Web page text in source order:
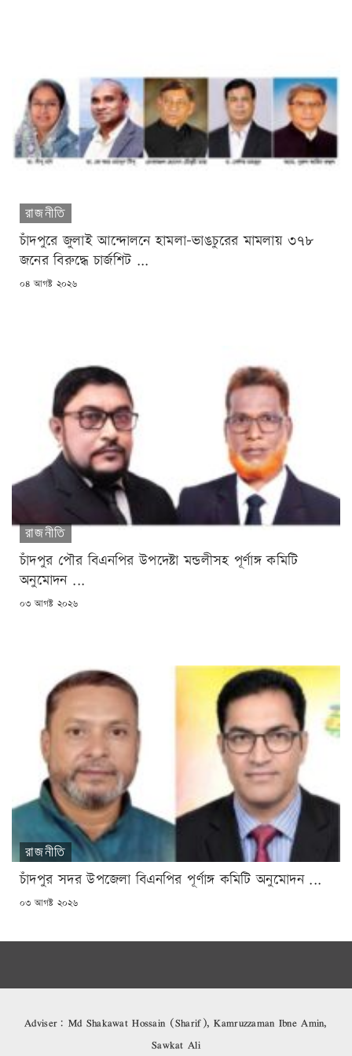
রাজনীতি
চাঁদপুরে জুলাই আন্দোলনে হামলা-ভাঙচুরের মামলায় ৩৭৮
জনের বিরুদ্ধে চার্জশিট ...
POSTED
০৪ আগষ্ট ২০২৬
রাজনীতি
চাঁদপুর পৌর বিএনপির উপদেষ্টা মন্ডলীসহ পূর্ণাঙ্গ কমিটি
অনুমোদন ...
POSTED
০৩ আগষ্ট ২০২৬
রাজনীতি
চাঁদপুর সদর উপজেলা বিএনপির পূর্ণাঙ্গ কমিটি অনুমোদন ...
POSTED
০৩ আগষ্ট ২০২৬
Adviser: Md Shakawat Hossain (Sharif), Kamruzzaman Ibne Amin,
Sawkat Ali